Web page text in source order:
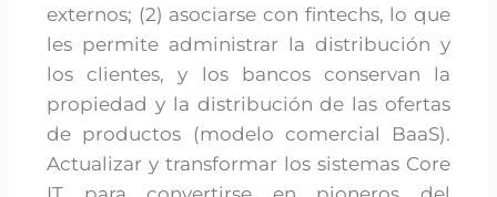
externos; (2) asociarse con fintechs, lo que
les permite administrar la distribución y
los clientes, y los bancos conservan la
propiedad y la distribución de las ofertas
de productos (modelo comercial BaaS).
Actualizar y transformar los sistemas Core